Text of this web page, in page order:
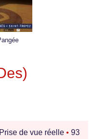
Prise de vue réelle • 93